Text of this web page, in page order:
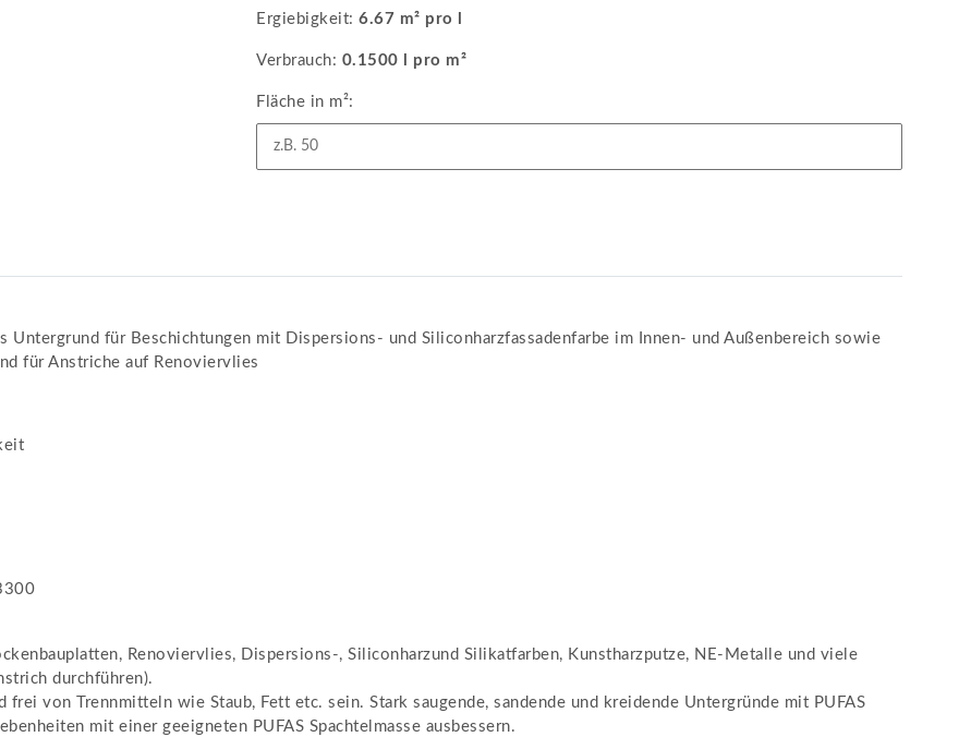
Ergiebigkeit: 6.67 m² pro l
Verbrauch: 0.1500 l pro m²
Fläche in m²:
Untergrund für Beschichtungen mit Dispersions- und Siliconharzfassadenfarbe im Innen- und Außenbereich sowie
für Anstriche auf Renoviervlies
Renoviervlies, Dispersions-, Siliconharzund Silikatfarben, Kunstharzputze, NE-Metalle und viele
durchführen).
von Trennmitteln wie Staub, Fett etc. sein. Stark saugende, sandende und kreidende Untergründe mit PUFAS
mit einer geeigneten PUFAS Spachtelmasse ausbessern.